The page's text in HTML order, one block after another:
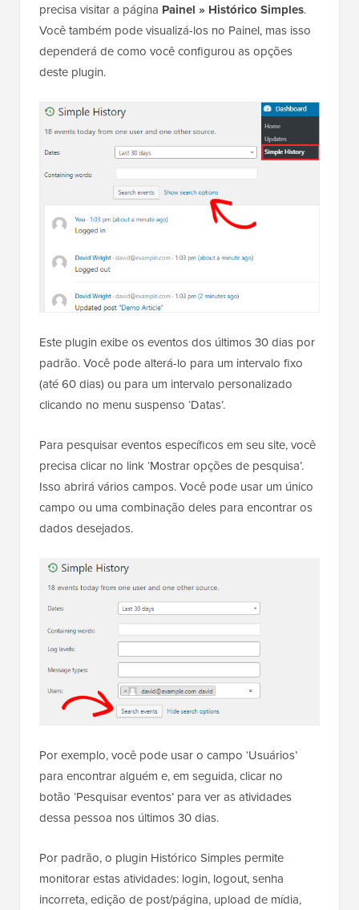
precisa visitar a página Painel » Histórico Simples.
Você também pode visualizá-los no Painel, mas isso
dependerá de como você configurou as opções
deste plugin.
Este plugin exibe os eventos dos últimos 30 dias por
padrão. Você pode alterá-lo para um intervalo fixo
(até 60 dias) ou para um intervalo personalizado
clicando no menu suspenso ‘Datas’.
Para pesquisar eventos específicos em seu site, você
precisa clicar no link ‘Mostrar opções de pesquisa’.
Isso abrirá vários campos. Você pode usar um único
campo ou uma combinação deles para encontrar os
dados desejados.
Por exemplo, você pode usar o campo ‘Usuários’
para encontrar alguém e, em seguida, clicar no
botão ‘Pesquisar eventos’ para ver as atividades
dessa pessoa nos últimos 30 dias.
Por padrão, o plugin Histórico Simples permite
monitorar estas atividades: login, logout, senha
incorreta, edição de post/página, upload de mídia,